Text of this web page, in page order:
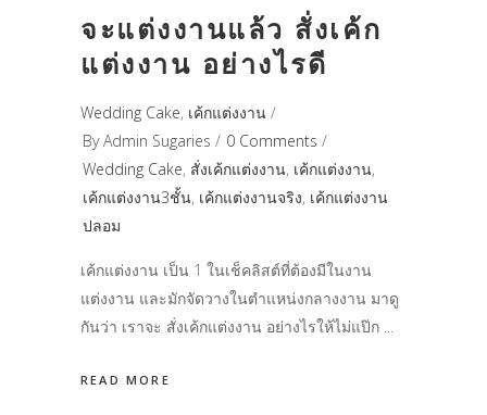
จะแต่งงานแล้ว สั่งเค้ก
แต่งงาน อย่างไรดี
Wedding Cake, เค้กแต่งงาน
ByAdmin Sugaries
0 Comments
Wedding Cake, สั่งเค้กแต่งงาน, เค้กแต่งงาน,
เค้กแต่งงาน3ชั้น, เค้กแต่งงานจริง, เค้กแต่งงาน
ปลอม
เค้กแต่งงาน เป็น 1 ในเช็คลิสต์ที่ต้องมีในงาน
แต่งงาน และมักจัดวางในตำแหน่งกลางงาน มาดู
กันว่า เราจะ สั่งเค้กแต่งงาน อย่างไรให้ไม่แป๊ก
READ MORE